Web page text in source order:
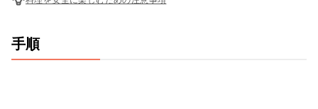
手順